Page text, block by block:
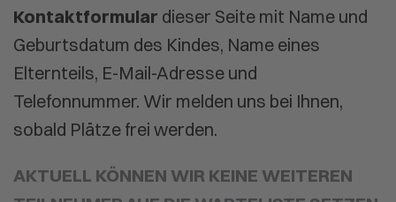
Kontaktformular dieser Seite mit Name und
Geburtsdatum des Kindes, Name eines
Elternteils, E-Mail-Adresse und
Telefonnummer. Wir melden uns bei Ihnen,
sobald Plätze frei werden.
AKTUELL KÖNNEN WIR KEINE WEITEREN